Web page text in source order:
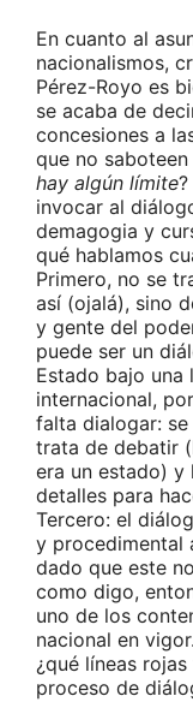
En cuanto al
nacionalismos,
Pérez-Royo es
se acaba de
concesiones a
que no
hay algún límite
invocar al
demagogia y
qué hablamos
Primero, no se
así (ojalá), sino
y gente del
puede ser un
Estado bajo una
internacional,
falta dialogar:
trata de debatir
era un estado) y
detalles para
Tercero: el
y procedimental
dado que este
como digo,
uno de los
nacional en
¿qué líneas
proceso de